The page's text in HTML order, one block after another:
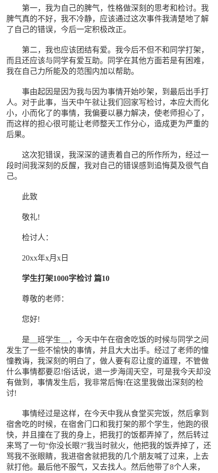
第一，我为自己的脾气，性格做深刻的思考和检讨。我
脾气真的不好，我不冷静，应该通过这次事件我清楚地了解
了自己的错误，今后一定积极改正。
第二，我也应该团结有爱。我今后不但不和同学打架，
而且还应该与同学有爱互助。同学在其他方面若是有困难，
我在自己力所能及的范围内加以帮助。
事由起因是因为我与因为事情开始吵架，到最后出手打
人。对于此事，当天中午就让我们回家写检讨，本应大而化
小，小而化了的事情，我偏要以暴力解决，使老师担心了，
而这样的担心很可能让老师整天工作分心，造成更为严重的
后果。
这次犯错误，我深深的谴责着自己的所作所为，经过一
段时间我深刻的反醒，我对自己的错误感到追悔莫及很气自
己。
此致
敬礼!
检讨人：
20xx年x月x日
学生打架1000字检讨 篇10
尊敬的老师：
您好!
是__班学生__，今天中午在宿舍吃饭的时候与同学之间
发生了一些不愉快的事情，并且大大出手。经过了老师的憧
憧教诲，我深刻的明白了，做人要有忍让度的道理，不管做
什么事情都要忍!俗话说，退一步海阔天空，可是我今天却没
有做到，事情发生后，我非常后悔!在这里我做出深刻的检
讨!
事情经过是这样，在今天中我从食堂买完饭，然后拿到
宿舍吃的时候，在宿舍门口和我打架的那个学生，他跑的很
快，并且撞在了我的身上，把我打的饭都弄掉了，然后转过
来骂了一句“你没长眼?”我当时就火，他把我的饭弄掉了，还
骂我不张眼睛，我进宿舍就把我的几个朋友喊了过来，上去
就打他。最后他不服气，又去找人。然后他带了8个人来，